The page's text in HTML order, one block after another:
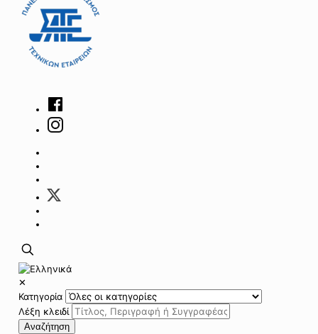
✕
Κατηγορία
Λέξη κλειδί
Αναζήτηση